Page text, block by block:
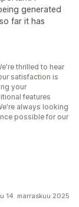
generated
far it has
thrilled to hear
satisfaction is
your
features
always looking
possible for our
14. marraskuu 2025